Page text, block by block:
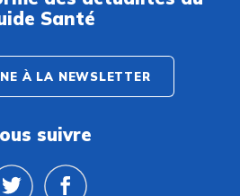
Santé
À LA NEWSLETTER
suivre